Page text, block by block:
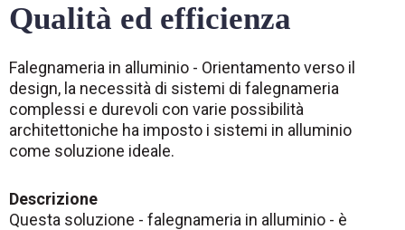
Qualità ed efficienza
Falegnameria in alluminio - Orientamento verso il
design, la necessità di sistemi di falegnameria
complessi e durevoli con varie possibilità
architettoniche ha imposto i sistemi in alluminio
come soluzione ideale.
Descrizione
Questa soluzione - falegnameria in alluminio - è